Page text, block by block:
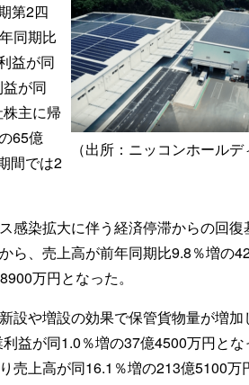
（出所：ニッコンホールデ
第2四
同期比
益が同
が同
主に帰
65億
間では2
感染拡大に伴う経済停滞からの回復
ら、売上高が前年同期比9.8％増の
万円となった。
設や増設の効果で保管貨物量が増加
益が同1.0％増の37億4500万円と
売上高が同16.1％増の213億5100万